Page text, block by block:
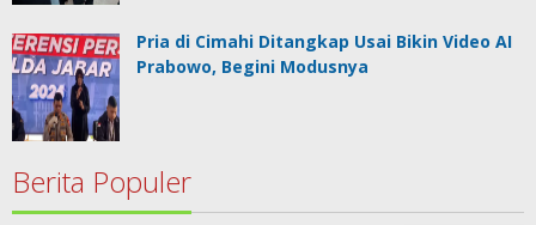
Pria di Cimahi Ditangkap Usai Bikin Video AI
Prabowo, Begini Modusnya
Berita Populer